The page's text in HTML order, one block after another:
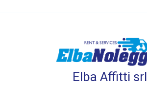
Elba Affitti srl